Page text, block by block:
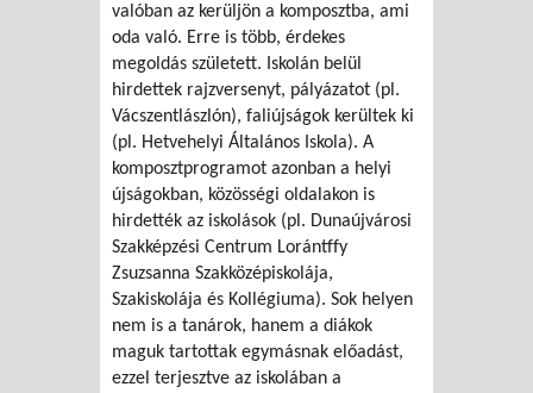
valóban az kerüljön a komposztba, ami
oda való. Erre is több, érdekes
megoldás született. Iskolán belül
hirdettek rajzversenyt, pályázatot (pl.
Vácszentlászlón), faliújságok kerültek ki
(pl. Hetvehelyi Általános Iskola). A
komposztprogramot azonban a helyi
újságokban, közösségi oldalakon is
hirdették az iskolások (pl. Dunaújvárosi
Szakképzési Centrum Lorántffy
Zsuzsanna Szakközépiskolája,
Szakiskolája és Kollégiuma). Sok helyen
nem is a tanárok, hanem a diákok
maguk tartottak egymásnak előadást,
ezzel terjesztve az iskolában a